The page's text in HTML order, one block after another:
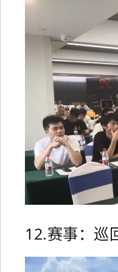
12.赛事：